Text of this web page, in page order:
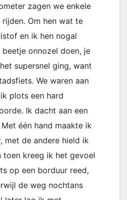
zagen we enkele
Om hen wat te
en ik hen nogal
onnozel doen, je
supersnel ging, want
We waren aan
plots een hard
Ik dacht aan een
één hand maakte ik
met de andere hield ik
toen kreeg ik het gevoel
op een borduur reed,
de weg nochtans